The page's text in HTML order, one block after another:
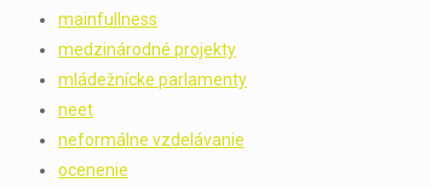
mainfullness
medzinárodné projekty
mládežnícke parlamenty
neet
neformálne vzdelávanie
ocenenie